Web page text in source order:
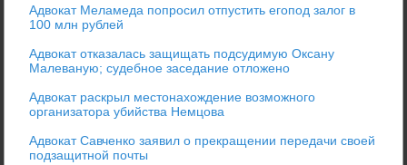
Адвокат Меламеда попросил отпустить егопод залог в
100 млн рублей
Адвокат отказалась защищать подсудимую Оксану
Малеваную; судебное заседание отложено
Адвокат раскрыл местонахождение возможного
организатора убийства Немцова
Адвокат Савченко заявил о прекращении передачи своей
подзащитной почты